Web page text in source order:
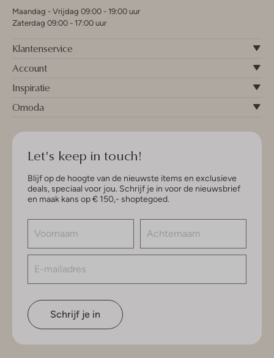
Maandag - Vrijdag 09:00 - 19:00 uur
Zaterdag 09:00 - 17:00 uur
Klantenservice
Account
Inspiratie
Omoda
Let's keep in touch!
Blijf op de hoogte van de nieuwste items en exclusieve
deals, speciaal voor jou. Schrijf je in voor de nieuwsbrief
en maak kans op € 150,- shoptegoed.
Schrijf je in